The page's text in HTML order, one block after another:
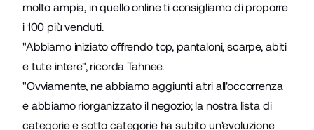
molto ampia, in quello online ti consigliamo di proporre
i 100 più venduti.
"Abbiamo iniziato offrendo top, pantaloni, scarpe, abiti
e tute intere", ricorda Tahnee.
"Ovviamente, ne abbiamo aggiunti altri all'occorrenza
e abbiamo riorganizzato il negozio; la nostra lista di
categorie e sotto categorie ha subito un'evoluzione